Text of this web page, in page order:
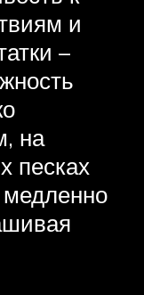
и
–
на
песках
медленно